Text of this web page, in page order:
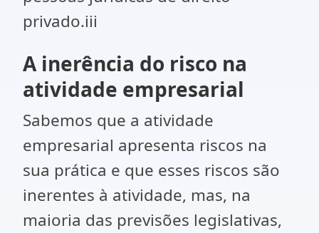
privado.iii
A inerência do risco na
atividade empresarial
Sabemos que a atividade
empresarial apresenta riscos na
sua prática e que esses riscos são
inerentes à atividade, mas, na
maioria das previsões legislativas,